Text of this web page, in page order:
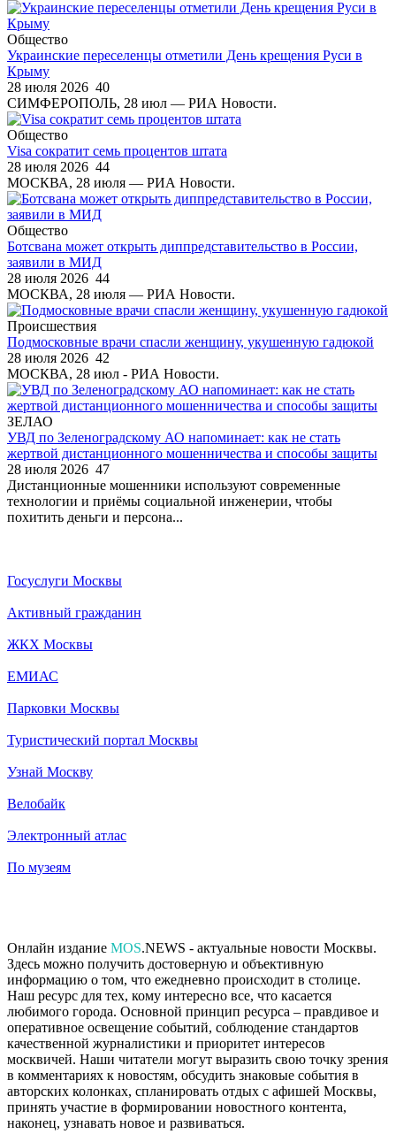
Общество
Украинские переселенцы отметили День крещения Руси в
Крыму
28 июля 2026 40
СИМФЕРОПОЛЬ, 28 июл — РИА Новости.
Общество
Visa сократит семь процентов штата
28 июля 2026 44
МОСКВА, 28 июля — РИА Новости.
Общество
Ботсвана может открыть диппредставительство в России,
заявили в МИД
28 июля 2026 44
МОСКВА, 28 июля — РИА Новости.
Происшествия
Подмосковные врачи спасли женщину, укушенную гадюкой
28 июля 2026 42
МОСКВА, 28 июл - РИА Новости.
ЗЕЛАО
УВД по Зеленоградскому АО напоминает: как не стать
жертвой дистанционного мошенничества и способы защиты
28 июля 2026 47
Дистанционные мошенники используют современные
технологии и приёмы социальной инженерии, чтобы
похитить деньги и персона...
Госуслуги Москвы
Активный гражданин
ЖКХ Москвы
ЕМИАС
Парковки Москвы
Туристический портал Москвы
Узнай Москву
Велобайк
Электронный атлас
По музеям
Онлайн издание MOS.NEWS - актуальные новости Москвы.
Здесь можно получить достоверную и объективную
информацию о том, что ежедневно происходит в столице.
Наш ресурс для тех, кому интересно все, что касается
любимого города. Основной принцип ресурса – правдивое и
оперативное освещение событий, соблюдение стандартов
качественной журналистики и приоритет интересов
москвичей. Наши читатели могут выразить свою точку зрения
в комментариях к новостям, обсудить знаковые события в
авторских колонках, спланировать отдых с афишей Москвы,
принять участие в формировании новостного контента,
наконец, узнавать новое и развиваться.